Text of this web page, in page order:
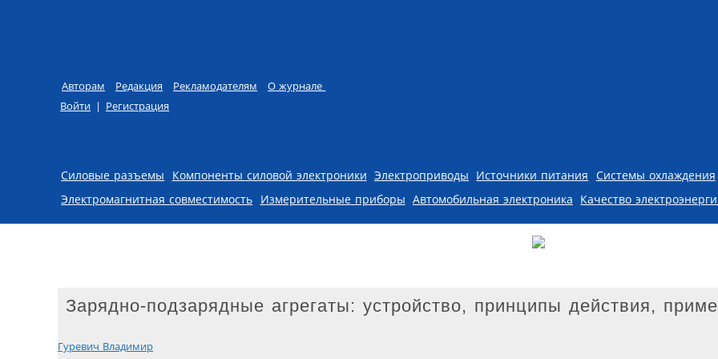
Авторам Редакция Рекламодателям
О журнале
Войти | Регистрация
Skip to content
Силовые разъемы Компоненты силовой электроники Электроприводы Источники питания Системы охлаждения
Электромагнитная совместимость Измерительные приборы Автомобильная электроника Качество
Зарядно-подзарядные агрегаты: устройство, принципы действия,
Гуревич Владимир